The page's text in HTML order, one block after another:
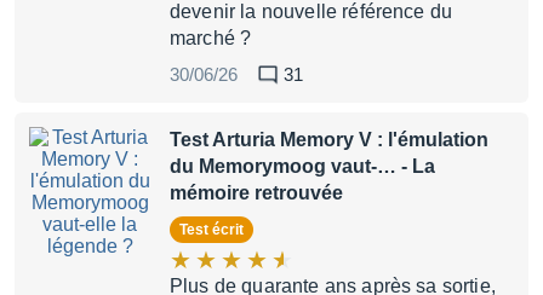
devenir la nouvelle référence du
marché ?
30/06/26
31
Test Arturia Memory V : l'émulation
du Memorymoog vaut-… - La
mémoire retrouvée
Test écrit
Plus de quarante ans après sa sortie,